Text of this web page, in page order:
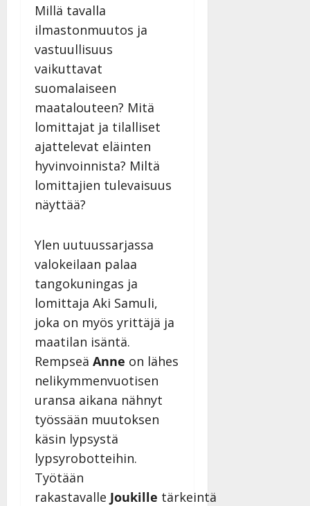
Millä tavalla
ilmastonmuutos ja
vastuullisuus
vaikuttavat
suomalaiseen
maatalouteen? Mitä
lomittajat ja tilalliset
ajattelevat eläinten
hyvinvoinnista? Miltä
lomittajien tulevaisuus
näyttää?
Ylen uutuussarjassa
valokeilaan palaa
tangokuningas ja
lomittaja Aki Samuli,
joka on myös yrittäjä ja
maatilan isäntä.
Rempseä Anne on lähes
nelikymmenvuotisen
uransa aikana nähnyt
työssään muutoksen
käsin lypsystä
lypsyrobotteihin.
Työtään
rakastavalle Joukille tärkeintä